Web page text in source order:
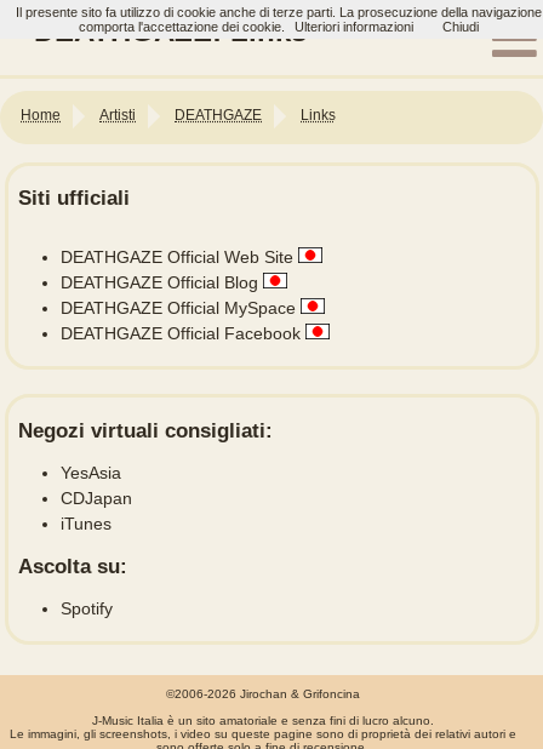
DEATHGAZE: Links
Home Artisti DEATHGAZE Links
Siti ufficiali
DEATHGAZE Official Web Site
DEATHGAZE Official Blog
DEATHGAZE Official MySpace
DEATHGAZE Official Facebook
Negozi virtuali consigliati:
YesAsia
CDJapan
iTunes
Ascolta su:
Spotify
©2006-2026 Jirochan & Grifoncina
J-Music Italia è un sito amatoriale e senza fini di lucro alcuno.
Le immagini, gli screenshots, i video su queste pagine sono di proprietà dei relativi autori e
Il presente sito fa utilizzo di cookie anche di terze parti. La prosecuzione della navigazione
comporta l'accettazione dei cookie.
Ulteriori informazioni Chiudi